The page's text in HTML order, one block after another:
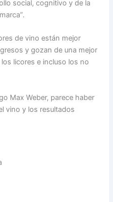
social, cognitivo y de la
de vino están mejor
y gozan de una mejor
licores e incluso los no
Max Weber, parece haber
vino y los resultados